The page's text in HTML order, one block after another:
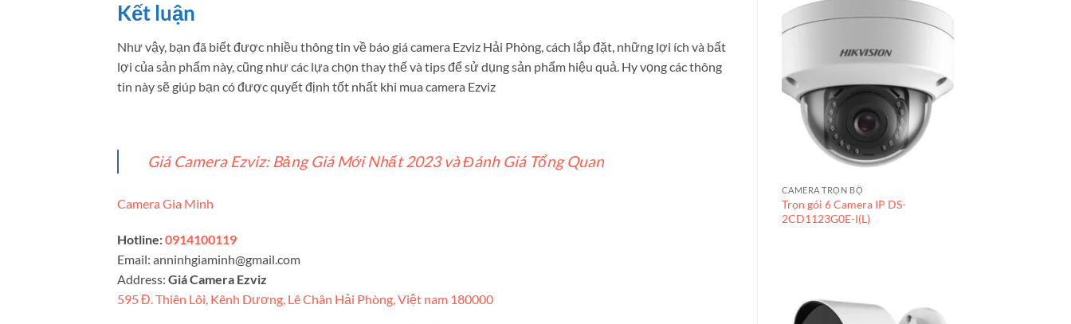
Kết luận
Như vậy, bạn đã biết được nhiều thông tin về báo giá camera Ezviz Hải Phòng, cách lắp đặt, những lợi ích và bất
lợi của sản phẩm này, cũng như các lựa chọn thay thế và tips để sử dụng sản phẩm hiệu quả. Hy vọng các thông
tin này sẽ giúp bạn có được quyết định tốt nhất khi mua camera Ezviz
Giá Camera Ezviz: Bảng Giá Mới Nhất 2023 và Đánh Giá Tổng Quan
Camera Gia Minh
Hotline:0914100119
Email: anninhgiaminh@gmail.com
Address: Giá Camera Ezviz
595 Đ. Thiên Lôi, Kênh Dương, Lê Chân Hải Phòng, Việt nam 180000
CAMERA TRỌN BỘ
Trọn gói 6 Camera IP DS-
2CD1123G0E-I(L)